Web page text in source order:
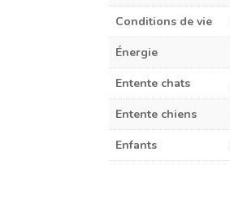
Conditions de vie
Énergie
Entente chats
Entente chiens
Enfants